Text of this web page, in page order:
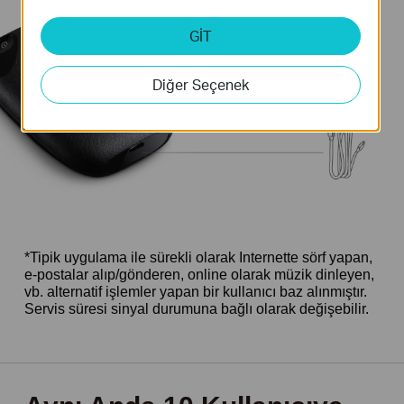
*Tipik uygulama ile sürekli olarak Internette sörf yapan,
e-postalar alıp/gönderen, online olarak müzik dinleyen,
vb. alternatif işlemler yapan bir kullanıcı baz alınmıştır.
Servis süresi sinyal durumuna bağlı olarak değişebilir.
GİT
Diğer Seçenek